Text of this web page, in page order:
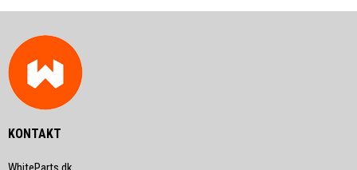
KONTAKT